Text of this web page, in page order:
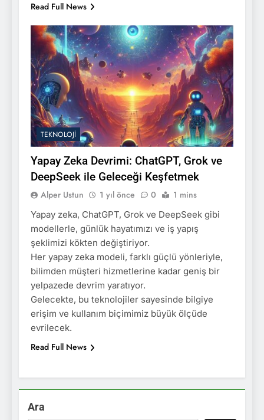
Read Full News
TEKNOLOJI
Yapay Zeka Devrimi: ChatGPT, Grok ve
DeepSeek ile Geleceği Keşfetmek
Alper Ustun 1 yıl önce 0 1 mins
Yapay zeka, ChatGPT, Grok ve DeepSeek gibi
modellerle, günlük hayatımızı ve iş yapış
şeklimizi kökten değiştiriyor.
Her yapay zeka modeli, farklı güçlü yönleriyle,
bilimden müşteri hizmetlerine kadar geniş bir
yelpazede devrim yaratıyor.
Gelecekte, bu teknolojiler sayesinde bilgiye
erişim ve kullanım biçimimiz büyük ölçüde
evrilecek.
Read Full News
Ara